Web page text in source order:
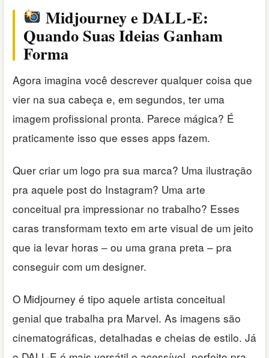
Midjourney e DALL-E:
Quando Suas Ideias Ganham
Forma
Agora imagina você descrever qualquer coisa que
vier na sua cabeça e, em segundos, ter uma
imagem profissional pronta. Parece mágica? É
praticamente isso que esses apps fazem.
Quer criar um logo pra sua marca? Uma ilustração
pra aquele post do Instagram? Uma arte
conceitual pra impressionar no trabalho? Esses
caras transformam texto em arte visual de um jeito
que ia levar horas – ou uma grana preta – pra
conseguir com um designer.
O Midjourney é tipo aquele artista conceitual
genial que trabalha pra Marvel. As imagens são
cinematográficas, detalhadas e cheias de estilo. Já